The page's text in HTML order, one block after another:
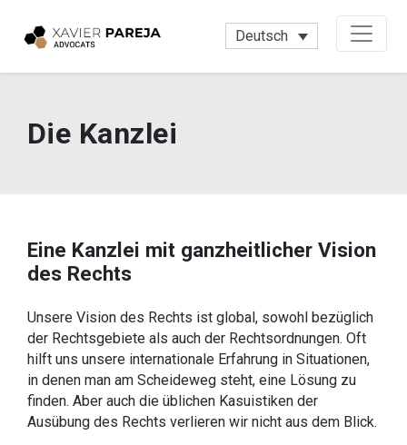
Deutsch
Die Kanzlei
Eine Kanzlei mit ganzheitlicher Vision
des Rechts
Unsere Vision des Rechts ist global, sowohl bezüglich
der Rechtsgebiete als auch der Rechtsordnungen. Oft
hilft uns unsere internationale Erfahrung in Situationen,
in denen man am Scheideweg steht, eine Lösung zu
finden. Aber auch die üblichen Kasuistiken der
Ausübung des Rechts verlieren wir nicht aus dem Blick.